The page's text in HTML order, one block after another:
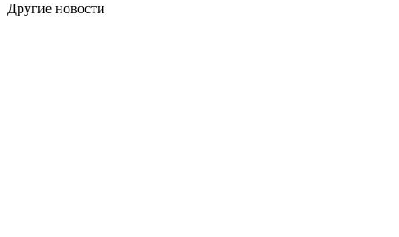
Другие новости